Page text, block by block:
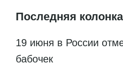
Последняя колонка
19 июня в России
бабочек